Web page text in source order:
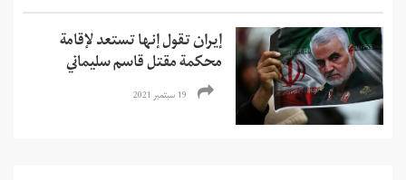
إيران تقول إنها تستعد لإقامة
محكمة مقتل قاسم سليماني
19 سبتمبر 2021